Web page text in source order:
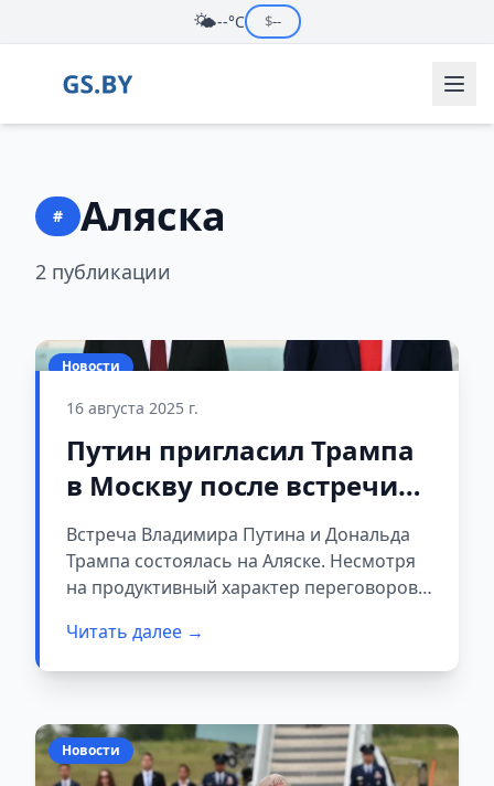
🌤️--°C $--
# Аляска
2 публикации
Новости
16 августа 2025 г.
Путин пригласил Трампа
в Москву после встречи
на Аляске
Встреча Владимира Путина и Дональда
Трампа состоялась на Аляске. Несмотря
на продуктивный характер переговоров,
понимания по украинскому вопросу
достичь не удалось.
Читать далее →
Новости